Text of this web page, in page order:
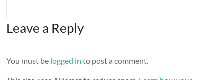
Leave a Reply
You must be logged in to post a comment.